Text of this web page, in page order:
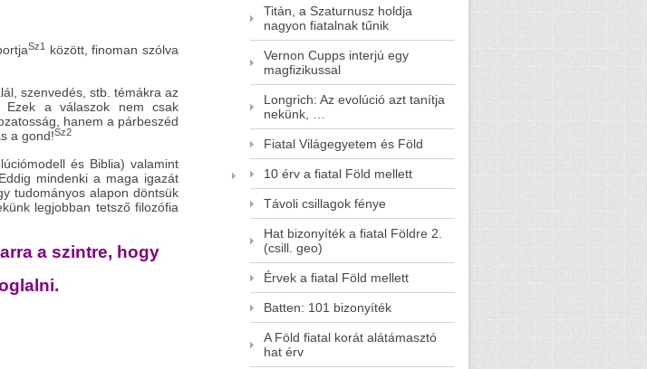
Sz1között, finoman szólva
szenvedés, stb. témákra az
Ezek a válaszok nem csak
hanem a párbeszéd
a gond!Sz2
és Biblia) valamint
mindenki a maga igazát
tudományos alapon döntsük
legjobban tetsző filozófia
a szintre, hogy
Titán, a Szaturnusz holdja
nagyon fiatalnak tűnik
Vernon Cupps interjú egy
magfizikussal
Longrich: Az evolúció azt tanítja
nekünk, …
Fiatal Világegyetem és Föld
10 érv a fiatal Föld mellett
Távoli csillagok fénye
Hat bizonyíték a fiatal Földre 2.
(csill. geo)
Érvek a fiatal Föld mellett
Batten: 101 bizonyíték
A Föld fiatal korát alátámasztó
hat érv